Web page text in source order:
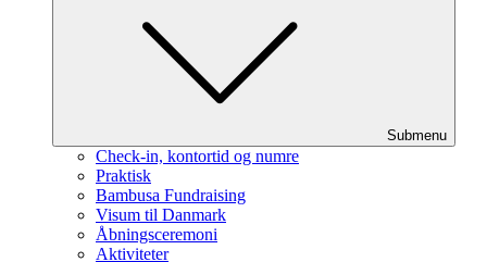
Submenu
Check-in, kontortid og numre
Praktisk
Bambusa Fundraising
Visum til Danmark
Åbningsceremoni
Aktiviteter